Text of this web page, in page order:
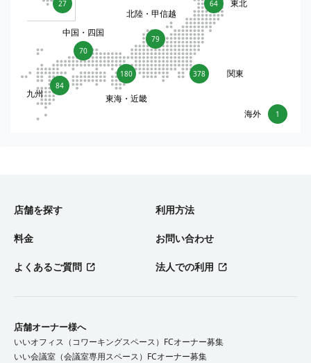
64 東北
378 関東
79
北陸・甲信越
180
東海・近畿
70
中国・四国
84
九州
27
1
海外
店舗を探す 利用方法
料金 お問い合わせ
よくあるご質問 法人での利用
店舗オーナー様へ
いいオフィス（コワーキングスペース）FCオーナー募集
いい会議室（会議室専用スペース）FCオーナー募集